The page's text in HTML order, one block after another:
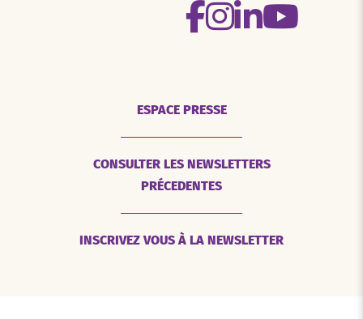
ESPACE PRESSE
CONSULTER LES NEWSLETTERS
PRÉCEDENTES
INSCRIVEZ VOUS À LA NEWSLETTER